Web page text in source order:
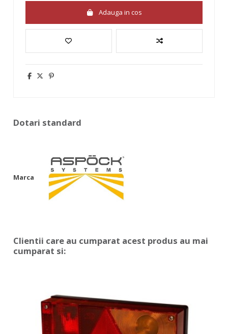
Adauga in cos
Dotari standard
Marca
Clientii care au cumparat acest produs au mai
cumparat si: